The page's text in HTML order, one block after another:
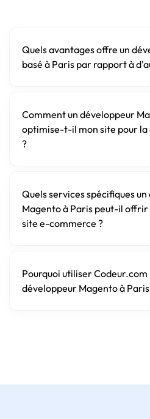
Quels avantages offre un
basé à Paris par rapport à
Comment un développeur
optimise-t-il mon site pour
?
Quels services spécifiques
Magento à Paris peut-il
site e-commerce ?
Pourquoi utiliser
développeur Magento à